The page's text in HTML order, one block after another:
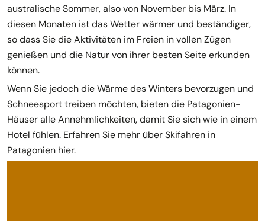
australische Sommer, also von November bis März. In
diesen Monaten ist das Wetter wärmer und beständiger,
so dass Sie die Aktivitäten im Freien in vollen Zügen
genießen und die Natur von ihrer besten Seite erkunden
können.
Wenn Sie jedoch die Wärme des Winters bevorzugen und
Schneesport treiben möchten, bieten die Patagonien-
Häuser alle Annehmlichkeiten, damit Sie sich wie in einem
Hotel fühlen. Erfahren Sie mehr über Skifahren in
Patagonien hier.